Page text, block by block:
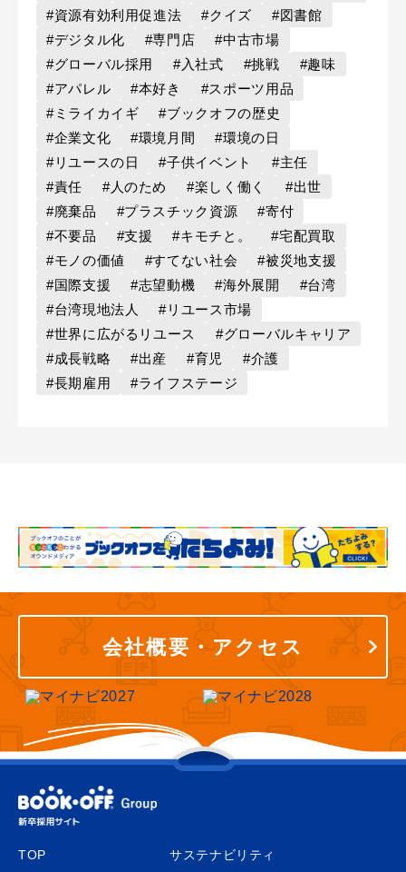
#資源有効利用促進法
#クイズ
#図書館
#デジタル化
#専門店
#中古市場
#グローバル採用
#入社式 #挑戦
#趣味
#アパレル
#本好き
#スポーツ用品
#ミライカイギ
#ブックオフの歴史
#企業文化
#環境月間
#環境の日
#リユースの日
#子供イベント
#主任
#責任
#人のため #楽しく働く
#出世
#廃棄品
#プラスチック資源
#寄付
#不要品
#支援 #キモチと。
#宅配買取
#モノの価値
#すてない社会
#被災地支援
#国際支援
#志望動機 #海外展開
#台湾
#台湾現地法人
#リユース市場
#世界に広がるリユース
#グローバルキャリア
#成長戦略
#出産 #育児
#介護
#長期雇用
#ライフステージ
会社概要・アクセス
TOP
サステナビリティ